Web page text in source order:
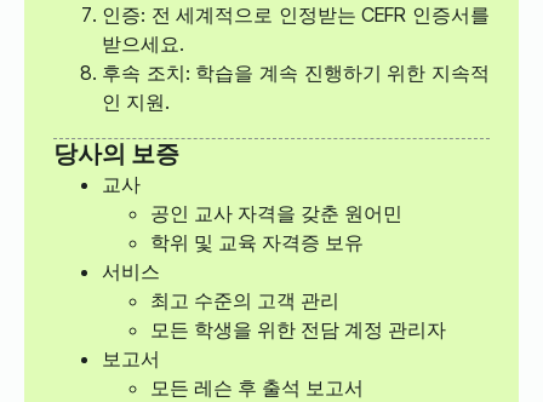
인증: 전 세계적으로 인정받는 CEFR 인증서를
받으세요.
후속 조치: 학습을 계속 진행하기 위한 지속적
인 지원.
당사의 보증
교사
공인 교사 자격을 갖춘 원어민
학위 및 교육 자격증 보유
서비스
최고 수준의 고객 관리
모든 학생을 위한 전담 계정 관리자
보고서
모든 레슨 후 출석 보고서